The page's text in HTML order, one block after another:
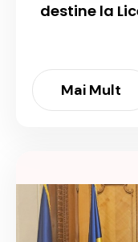
destine la
Mai Mult